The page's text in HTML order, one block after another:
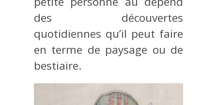
des découvertes
quotidiennes qu’il peut faire
en terme de paysage ou de
bestiaire.